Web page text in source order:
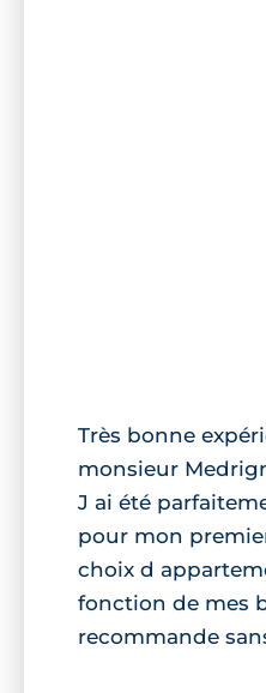
Très bonne
monsieur
J ai été
pour mon
choix d
fonction de mes
recommande